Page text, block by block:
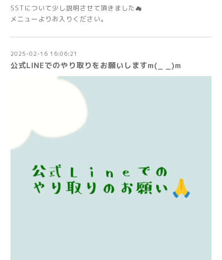
SSTについて少し説明させて頂きました☁
メニューよりお入りください。
2025-02-16 16:06:21
公式LINEでのやり取りをお願いしますm(_ _)m